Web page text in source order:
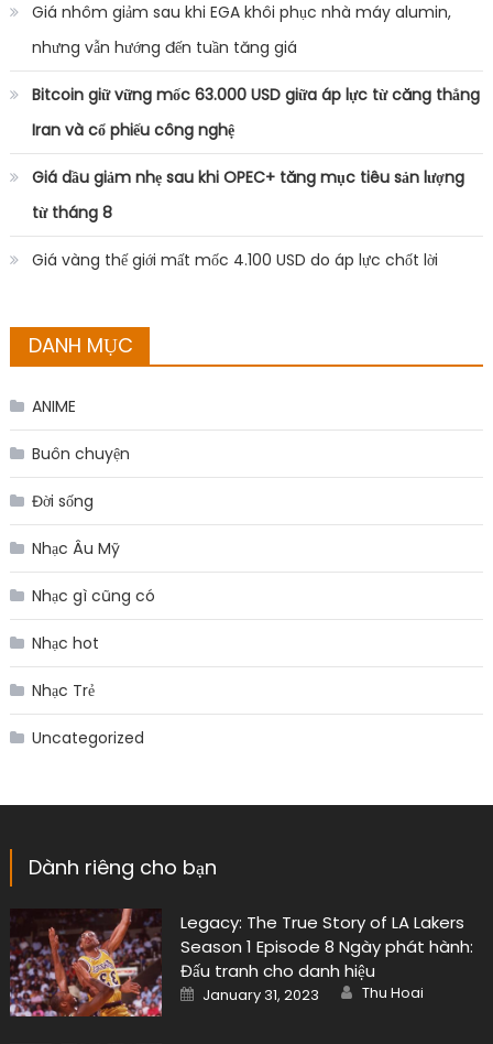
Giá nhôm giảm sau khi EGA khôi phục nhà máy alumin,
nhưng vẫn hướng đến tuần tăng giá
Bitcoin giữ vững mốc 63.000 USD giữa áp lực từ căng thẳng
Iran và cổ phiếu công nghệ
Giá dầu giảm nhẹ sau khi OPEC+ tăng mục tiêu sản lượng
từ tháng 8
Giá vàng thế giới mất mốc 4.100 USD do áp lực chốt lời
DANH MỤC
ANIME
Buôn chuyện
Đời sống
Nhạc Âu Mỹ
Nhạc gì cũng có
Nhạc hot
Nhạc Trẻ
Uncategorized
Dành riêng cho bạn
Legacy: The True Story of LA Lakers
Season 1 Episode 8 Ngày phát hành:
Đấu tranh cho danh hiệu
Posted
on
January 31, 2023 Author
Thu Hoai